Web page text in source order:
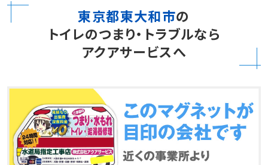
東京都東大和市の
トイレのつまり・トラブルなら
アクアサービスへ